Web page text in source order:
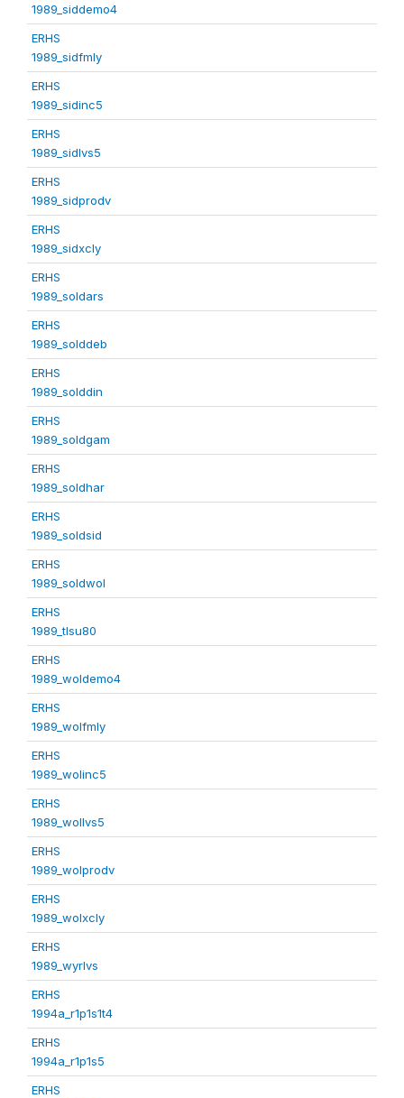
1989_siddemo4
ERHS
1989_sidfmly
ERHS
1989_sidinc5
ERHS
1989_sidlvs5
ERHS
1989_sidprodv
ERHS
1989_sidxcly
ERHS
1989_soldars
ERHS
1989_solddeb
ERHS
1989_solddin
ERHS
1989_soldgam
ERHS
1989_soldhar
ERHS
1989_soldsid
ERHS
1989_soldwol
ERHS
1989_tlsu80
ERHS
1989_woldemo4
ERHS
1989_wolfmly
ERHS
1989_wolinc5
ERHS
1989_wollvs5
ERHS
1989_wolprodv
ERHS
1989_wolxcly
ERHS
1989_wyrlvs
ERHS
1994a_r1p1s1t4
ERHS
1994a_r1p1s5
ERHS